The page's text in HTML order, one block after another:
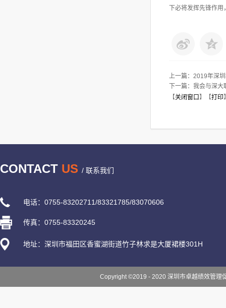
下必将发挥先锋作
上一篇： 2019年深圳
下一篇： 我会与深大
【关闭窗口 】【打印
CONTACT US / 联系我们
电话：0755-83202711/83321785/83070606
传真：0755-83320245
地址：深圳市福田区香蜜湖街道竹子林求是大厦裙楼301H
Copyright ©2019 - 2020 深圳市卓越绩效管理